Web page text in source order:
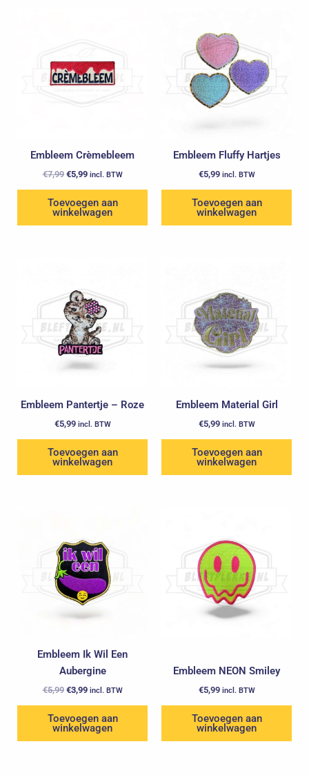
Embleem Crèmebleem
€7,99 €5,99 incl. BTW
Toevoegen aan
winkelwagen
Embleem Fluffy Hartjes
€5,99 incl. BTW
Toevoegen aan
winkelwagen
Embleem Pantertje – Roze
€5,99 incl. BTW
Toevoegen aan
winkelwagen
Embleem Material Girl
€5,99 incl. BTW
Toevoegen aan
winkelwagen
Embleem Ik Wil Een
Aubergine
€5,99
€5,99.
€3,99
€3,99.
incl. BTW
Toevoegen aan
winkelwagen
Embleem NEON Smiley
€5,99 incl. BTW
Toevoegen aan
winkelwagen